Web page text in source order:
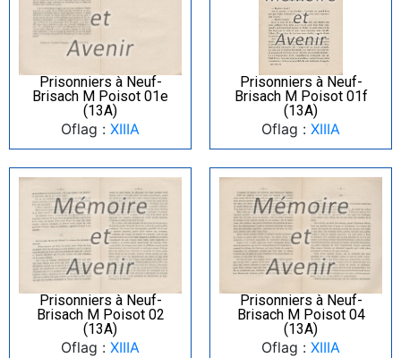
Prisonniers à Neuf-
Brisach M Poisot 01e
(13A)
Oflag : XIIIA
Prisonniers à Neuf-
Brisach M Poisot 01f
(13A)
Oflag : XIIIA
Prisonniers à Neuf-
Brisach M Poisot 02
(13A)
Oflag : XIIIA
Prisonniers à Neuf-
Brisach M Poisot 04
(13A)
Oflag : XIIIA